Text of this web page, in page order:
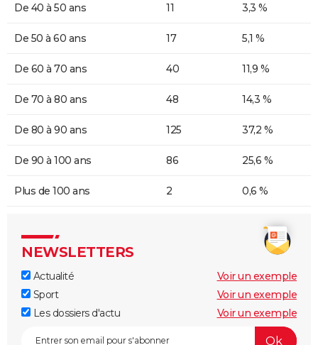
De 40 à 50 ans 11 3,3 %
De 50 à 60 ans 17 5,1 %
De 60 à 70 ans 40 11,9 %
De 70 à 80 ans 48 14,3 %
De 80 à 90 ans 125 37,2 %
De 90 à 100 ans 86 25,6 %
Plus de 100 ans 2 0,6 %
NEWSLETTERS
Actualité
Voir un exemple
Sport
Voir un exemple
Les dossiers d'actu
Voir un exemple